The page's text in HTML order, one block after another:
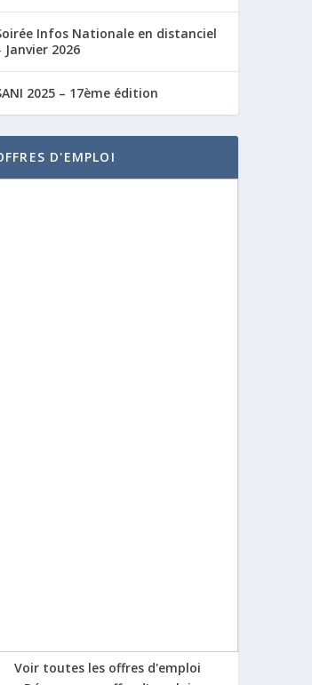
Infos Nationale en distanciel
Janvier 2026
2025 – 17ème édition
D'EMPLOI
Voir toutes les offres d'emploi